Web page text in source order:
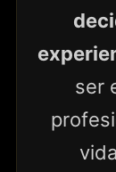
ser